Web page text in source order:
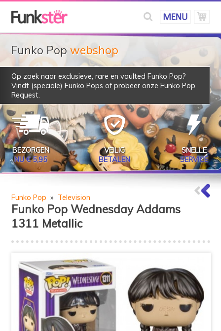
Funko Popwebshop
Op zoek naar exclusieve, rare en vaulted Funko Pop?
Vindt (speciale) Funko Pops of probeer onzeFunko Pop
Request.
BEZORGEN
NU € 5,95
VEILIG
BETALEN
SNELLE
SERVICE
Funko Pop » Television
Funko Pop Wednesday Addams
1311 Metallic